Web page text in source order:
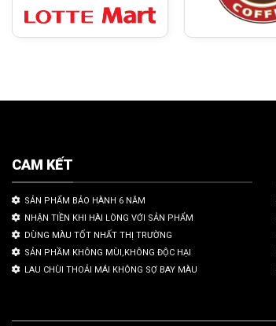
CAM KẾT
SẢN PHẨM BẢO HÀNH 6 NĂM
NHẬN TIỀN KHI HÀI LÒNG VỚI SẢN PHẨM
DÙNG MÀU TỐT NHẤT THỊ TRƯỜNG
SẢN PHẦM KHÔNG MÙI,KHÔNG ĐỘC HẠI
LAU CHÙI THOẢI MÁI KHÔNG SỢ BAY MÀU